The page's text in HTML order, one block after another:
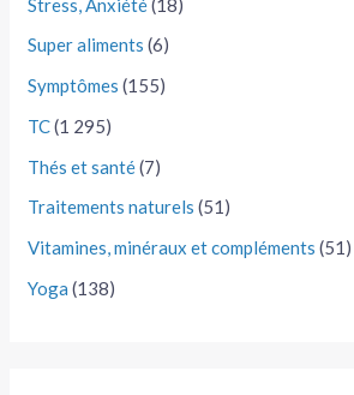
Stress, Anxiété(18)
Super aliments (6)
Symptômes (155)
TC(1 295)
Thés et santé(7)
Traitements naturels (51)
Vitamines, minéraux et compléments (51)
Yoga (138)